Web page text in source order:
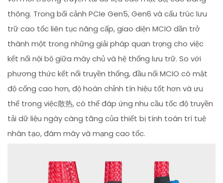
thông. Trong bối cảnh PCIe Gen5, Gen6 và cấu trúc lưu
trữ cao tốc liên tục nâng cấp, giao diện MCIO dần trở
thành một trong những giải pháp quan trọng cho việc
kết nối nội bộ giữa máy chủ và hệ thống lưu trữ. So với
phương thức kết nối truyền thống, đầu nối MCIO có mật
độ cổng cao hơn, độ hoàn chỉnh tín hiệu tốt hơn và ưu
thế trong việc散热, có thể đáp ứng nhu cầu tốc độ truyền
tải dữ liệu ngày càng tăng của thiết bị tính toán trí tuệ
nhân tạo, đám mây và mạng cao tốc.